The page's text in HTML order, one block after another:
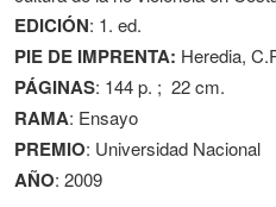
EDICIÓN: 1. ed.
PIE DE IMPRENTA: Heredia,
PÁGINAS: 144 p. ; 22 cm.
RAMA: Ensayo
PREMIO: Universidad Nacional
AÑO: 2009